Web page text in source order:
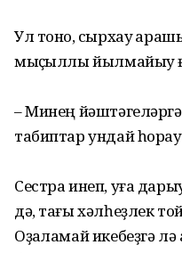
Ул тоноҡ, сырхау
мыҫҡыллы йылмайыу
– Минең
табиптар ундай
Сестра инеп, уға
дә, тағы хәлһеҙлек
Оҙаҡламай икебеҙгә